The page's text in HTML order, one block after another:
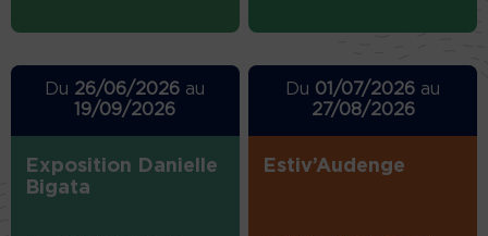
Du 26/06/2026 au
19/09/2026
Exposition Danielle
Bigata
Du 01/07/2026 au
27/08/2026
Estiv’Audenge